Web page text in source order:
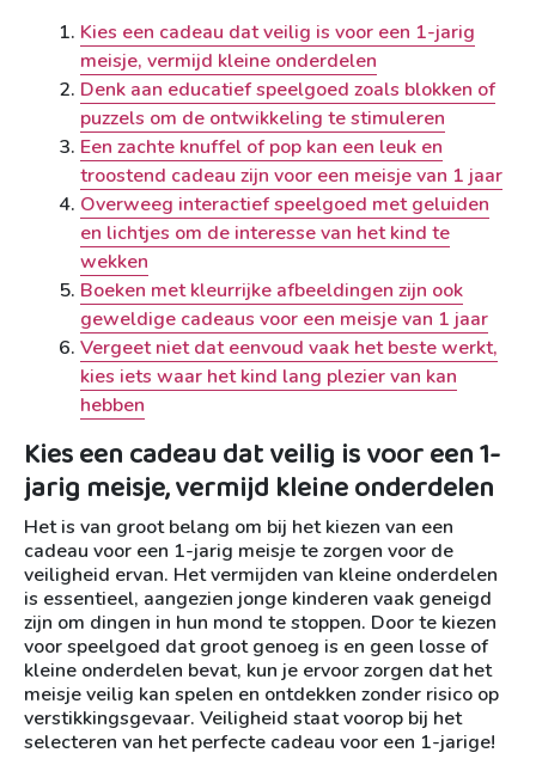
Kies een cadeau dat veilig is voor een 1-jarig
meisje, vermijd kleine onderdelen
Denk aan educatief speelgoed zoals blokken of
puzzels om de ontwikkeling te stimuleren
Een zachte knuffel of pop kan een leuk en
troostend cadeau zijn voor een meisje van 1 jaar
Overweeg interactief speelgoed met geluiden
en lichtjes om de interesse van het kind te
wekken
Boeken met kleurrijke afbeeldingen zijn ook
geweldige cadeaus voor een meisje van 1 jaar
Vergeet niet dat eenvoud vaak het beste werkt,
kies iets waar het kind lang plezier van kan
hebben
Kies een cadeau dat veilig is voor een 1-
jarig meisje, vermijd kleine onderdelen
Het is van groot belang om bij het kiezen van een
cadeau voor een 1-jarig meisje te zorgen voor de
veiligheid ervan. Het vermijden van kleine onderdelen
is essentieel, aangezien jonge kinderen vaak geneigd
zijn om dingen in hun mond te stoppen. Door te kiezen
voor speelgoed dat groot genoeg is en geen losse of
kleine onderdelen bevat, kun je ervoor zorgen dat het
meisje veilig kan spelen en ontdekken zonder risico op
verstikkingsgevaar. Veiligheid staat voorop bij het
selecteren van het perfecte cadeau voor een 1-jarige!